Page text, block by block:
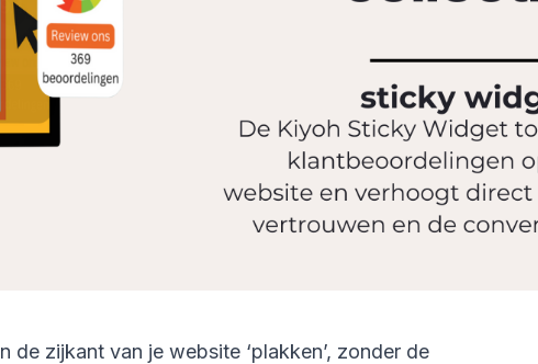
de zijkant van je website ‘plakken’, zonder de